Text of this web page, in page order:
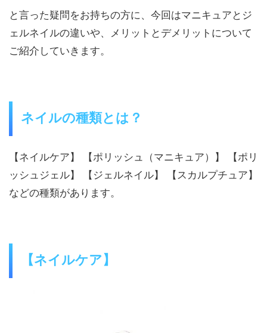
と言った疑問をお持ちの方に、今回はマニキュアとジ
ェルネイルの違いや、メリットとデメリットについて
ご紹介していきます。
ネイルの種類とは？
【ネイルケア】 【ポリッシュ（マニキュア）】 【ポリ
ッシュジェル】 【ジェルネイル】 【スカルプチュア】
などの種類があります。
【ネイルケア】